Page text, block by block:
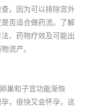
，因为可以排除宫外
否适合做药流。了解
、药物疗效及可能出
流产。
巢和子宫功能渐恢
，很快又会怀孕，这